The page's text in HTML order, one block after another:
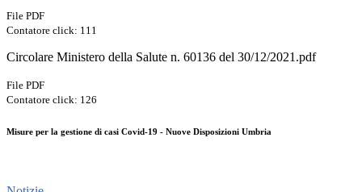
File PDF
Contatore click: 111
Circolare Ministero della Salute n. 60136 del 30/12/2021.pdf
File PDF
Contatore click: 126
Misure per la gestione di casi Covid-19 - Nuove Disposizioni Umbria